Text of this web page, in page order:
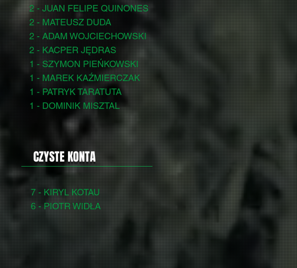
2 - JUAN FELIPE QUINONES
2 - MATEUSZ DUDA
2 - ADAM WOJCIECHOWSKI
2 - KACPER JĘDRAS
1 - SZYMON PIEŃKOWSKI
1 - MAREK KAŹMIERCZAK
1 - PATRYK TARATUTA
1 - DOMINIK MISZTAL
CZYSTE KONTA
7 - KIRYL KOTAU
6 - PIOTR WIDŁA